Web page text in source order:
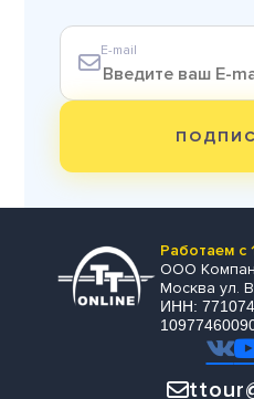
E-mail
Работаем с
ООО
Москва ул.
ИНН: